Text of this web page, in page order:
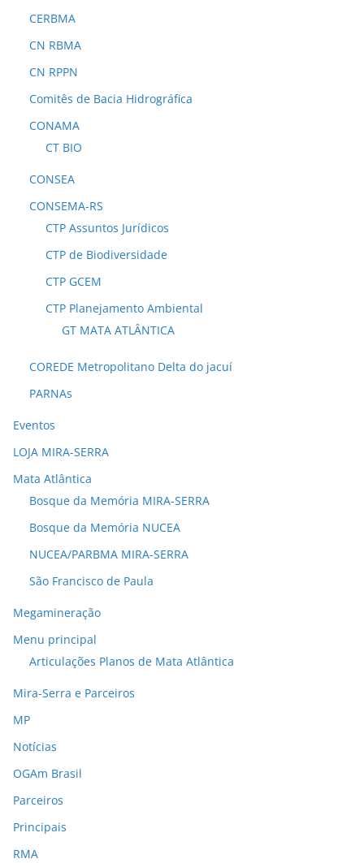
CERBMA
CN RBMA
CN RPPN
Comitês de Bacia Hidrográfica
CONAMA
CT BIO
CONSEA
CONSEMA-RS
CTP Assuntos Jurídicos
CTP de Biodiversidade
CTP GCEM
CTP Planejamento Ambiental
GT MATA ATLÂNTICA
COREDE Metropolitano Delta do jacuí
PARNAs
Eventos
LOJA MIRA-SERRA
Mata Atlântica
Bosque da Memória MIRA-SERRA
Bosque da Memória NUCEA
NUCEA/PARBMA MIRA-SERRA
São Francisco de Paula
Megamineração
Menu principal
Articulações Planos de Mata Atlântica
Mira-Serra e Parceiros
MP
Notícias
OGAm Brasil
Parceiros
Principais
RMA